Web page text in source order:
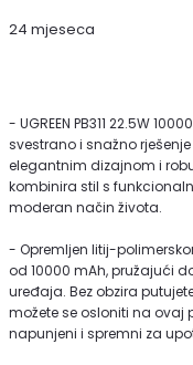
24 mjeseca
- UGREEN PB311 22.5W
svestrano i snažno
elegantnim dizajnom i
kombinira stil s
moderan način života.
- Opremljen litij-
od 10000 mAh, pružajući
uređaja. Bez obzira
možete se osloniti na ovaj
napunjeni i spremni za